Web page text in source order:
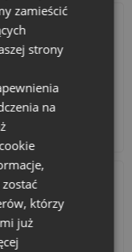
bawełniane
zamieścić
strony
na
którzy
już